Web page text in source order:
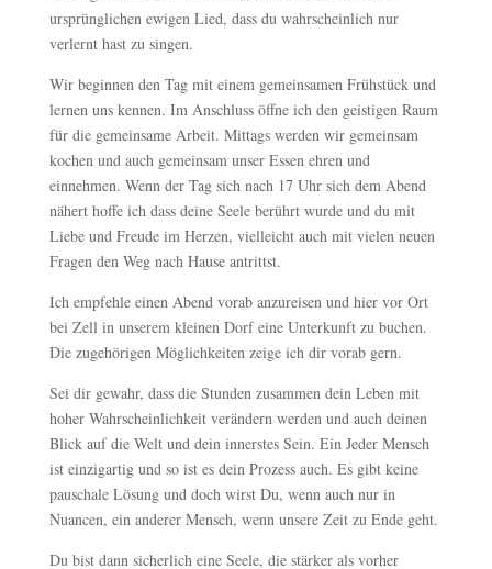
ursprünglichen ewigen Lied, dass du wahrscheinlich nur
verlernt hast zu singen.
Wir beginnen den Tag mit einem gemeinsamen Frühstück und
lernen uns kennen. Im Anschluss öffne ich den geistigen Raum
für die gemeinsame Arbeit. Mittags werden wir gemeinsam
kochen und auch gemeinsam unser Essen ehren und
einnehmen. Wenn der Tag sich nach 17 Uhr sich dem Abend
nähert hoffe ich dass deine Seele berührt wurde und du mit
Liebe und Freude im Herzen, vielleicht auch mit vielen neuen
Fragen den Weg nach Hause antrittst.
Ich empfehle einen Abend vorab anzureisen und hier vor Ort
bei Zell in unserem kleinen Dorf eine Unterkunft zu buchen.
Die zugehörigen Möglichkeiten zeige ich dir vorab gern.
Sei dir gewahr, dass die Stunden zusammen dein Leben mit
hoher Wahrscheinlichkeit verändern werden und auch deinen
Blick auf die Welt und dein innerstes Sein. Ein Jeder Mensch
ist einzigartig und so ist es dein Prozess auch. Es gibt keine
pauschale Lösung und doch wirst Du, wenn auch nur in
Nuancen, ein anderer Mensch, wenn unsere Zeit zu Ende geht.
Du bist dann sicherlich eine Seele, die stärker als vorher